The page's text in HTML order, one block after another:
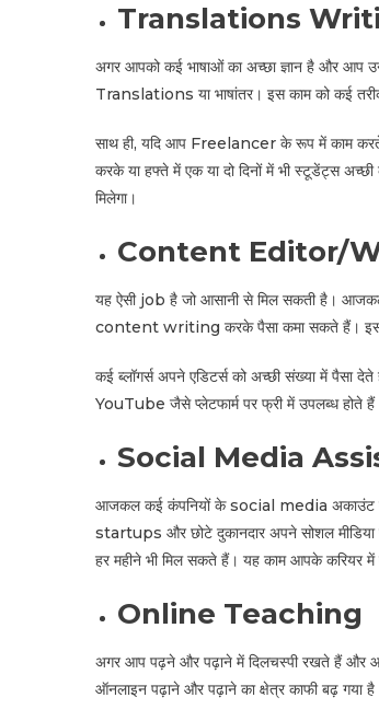
Translations
अगर आपको कई भाषाओं का अच्छा ज्ञान है और आप
Translations या भाषांतर। इस काम को कई
साथ ही, यदि आप Freelancer के रूप में काम
करके या हफ्ते में एक या दो दिनों में भी स्टूडेंट्स
मिलेगा।
Content Editor/
यह ऐसी job है जो आसानी से मिल सकती है।
content writing करके पैसा कमा सकते हैं। इसके लिए
कई ब्लॉगर्स अपने एडिटर्स को अच्छी संख्या में पैसा
YouTube जैसे प्लेटफार्म पर फ्री में उपलब्ध होते
Social Media
आजकल कई कंपनियों के social media अकाउंट
startups और छोटे दुकानदार अपने सोशल
हर महीने भी मिल सकते हैं। यह काम आपके करियर
Online Teaching
अगर आप पढ़ने और पढ़ाने में दिलचस्पी रखते हैं और
ऑनलाइन पढ़ाने और पढ़ाने का क्षेत्र काफी बढ़ गया